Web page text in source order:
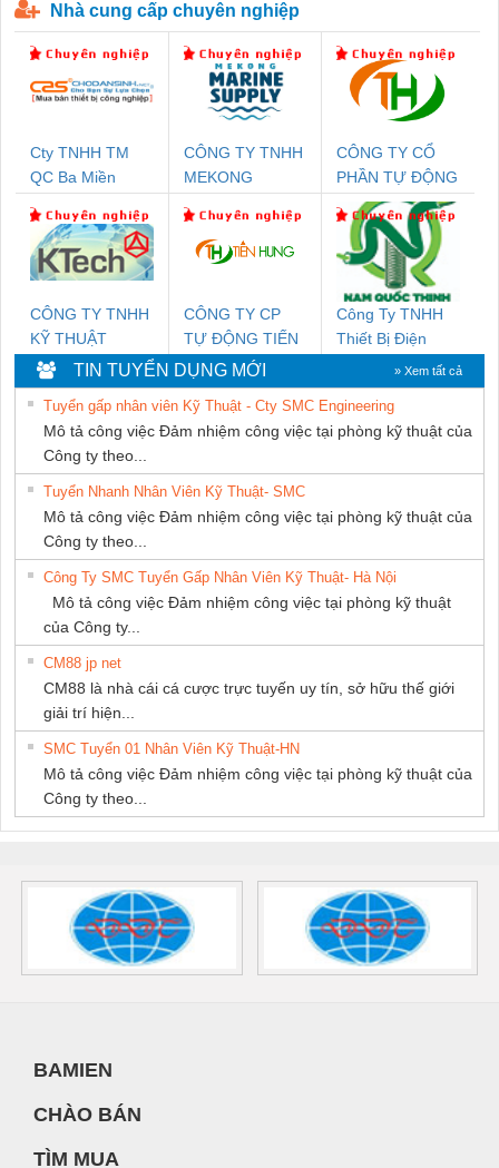
Nhà cung cấp chuyên nghiệp
Cty TNHH TM
QC Ba Miền
CÔNG TY TNHH
MEKONG
SUPPLY
CÔNG TY CỔ
PHẦN TỰ ĐỘNG
TIẾN HƯNG
CÔNG TY TNHH
KỸ THUẬT
KTECH VIỆT
NAM
CÔNG TY CP
TỰ ĐỘNG TIẾN
HƯNG
Công Ty TNHH
Thiết Bị Điện
Nam Quốc Thịnh
TIN TUYỂN DỤNG MỚI » Xem tất cả
Tuyển gấp nhân viên Kỹ Thuật - Cty SMC Engineering
Mô tả công việc Đảm nhiệm công việc tại phòng kỹ thuật của
Công ty theo...
Tuyển Nhanh Nhân Viên Kỹ Thuật- SMC
Mô tả công việc Đảm nhiệm công việc tại phòng kỹ thuật của
Công ty theo...
Công Ty SMC Tuyển Gấp Nhân Viên Kỹ Thuật- Hà Nội
Mô tả công việc Đảm nhiệm công việc tại phòng kỹ thuật
của Công ty...
CM88 jp net
CM88 là nhà cái cá cược trực tuyến uy tín, sở hữu thế giới
giải trí hiện...
SMC Tuyển 01 Nhân Viên Kỹ Thuật-HN
Mô tả công việc Đảm nhiệm công việc tại phòng kỹ thuật của
Công ty theo...
BAMIEN
CHÀO BÁN
TÌM MUA